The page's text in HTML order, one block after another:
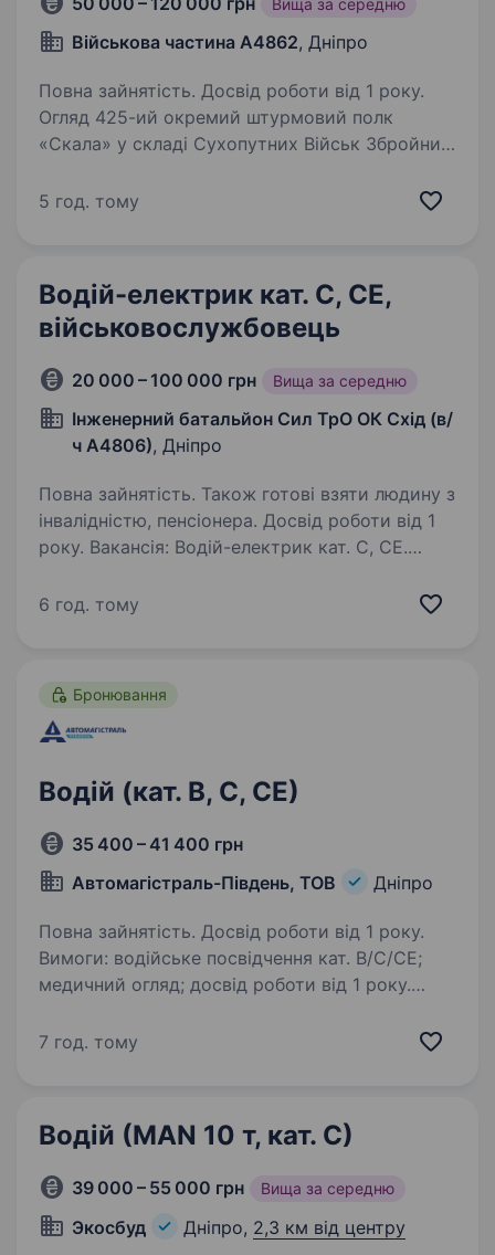
Вища за середню
Військова частина А4862, Дніпро
Повна зайнятість. Досвід роботи від 1 року.
Огляд 425-ий окремий штурмовий полк
«Скала» у складі Сухопутних Військ Збройних
з мобільних вогневих груп, які успішно
5 год. тому
Водій-електрик кат. С, СЕ,
військовослужбовець
20 000 – 100 000 грн Вища за середню
Інженерний батальйон Сил ТрО ОК Схід (в/
ч А4806), Дніпро
Повна зайнятість. Також готові взяти людину з
інвалідністю, пенсіонера. Досвід роботи від 1
року. Вакансія: Водій-електрик кат. С, СЕ.
(передмістя) Опис вакансії: Компанія
6 год. тому
Бронювання
Водій (кат. В, С, СЕ)
35 400 – 41 400 грн
Автомагістраль-Південь, ТОВ
Дніпро
Повна зайнятість. Досвід роботи від 1 року.
Вимоги: водійське посвідчення кат. В/С/СЕ;
медичний огляд; досвід роботи від 1 року.
матеріалів, грунту; Заправляти автомобіль
7 год. тому
Водій (МАN 10 т, кат. С)
39 000 – 55 000 грн Вища за середню
Экосбуд Дніпро, 2,3 км від центру